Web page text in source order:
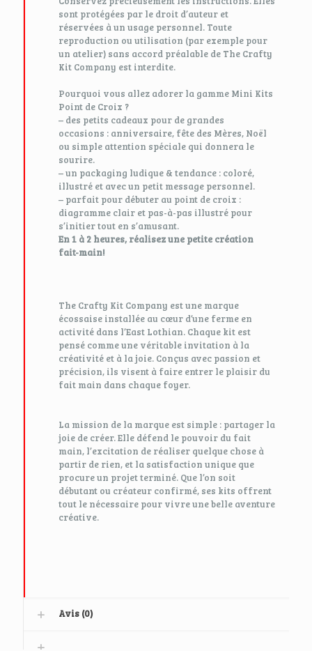
sont protégées par le droit d’auteur et
réservées à un usage personnel. Toute
reproduction ou utilisation (par exemple pour
un atelier) sans accord préalable de The Crafty
Kit Company est interdite.
Pourquoi vous allez adorer la gamme Mini Kits
Point de Croix ?
– des petits cadeaux pour de grandes
occasions : anniversaire, fête des Mères, Noël
ou simple attention spéciale qui donnera le
sourire.
– un packaging ludique & tendance : coloré,
illustré et avec un petit message personnel.
– parfait pour débuter au point de croix :
diagramme clair et pas-à-pas illustré pour
s’initier tout en s’amusant.
En 1 à 2 heures, réalisez une petite création
fait-main!
The Crafty Kit Company est une marque
écossaise installée au cœur d’une ferme en
activité dans l’East Lothian. Chaque kit est
pensé comme une véritable invitation à la
créativité et à la joie. Conçus avec passion et
précision, ils visent à faire entrer le plaisir du
fait main dans chaque foyer.
La mission de la marque est simple : partager la
joie de créer. Elle défend le pouvoir du fait
main, l’excitation de réaliser quelque chose à
partir de rien, et la satisfaction unique que
procure un projet terminé. Que l’on soit
débutant ou créateur confirmé, ses kits offrent
tout le nécessaire pour vivre une belle aventure
créative.
Avis (0)